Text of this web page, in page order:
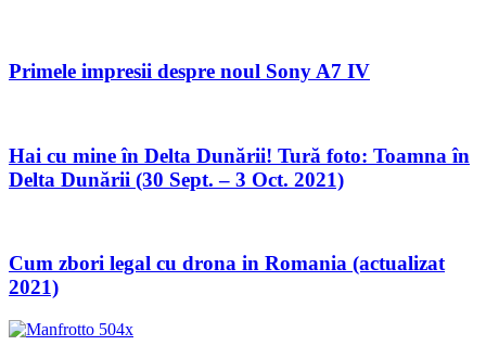
Primele impresii despre noul Sony A7 IV
Hai cu mine în Delta Dunării! Tură foto: Toamna în
Delta Dunării (30 Sept. – 3 Oct. 2021)
Cum zbori legal cu drona in Romania (actualizat
2021)